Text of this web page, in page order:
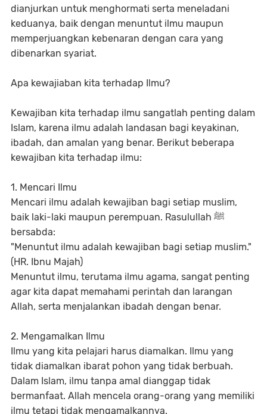
dianjurkan untuk menghormati serta meneladani
keduanya, baik dengan menuntut ilmu maupun
memperjuangkan kebenaran dengan cara yang
dibenarkan syariat.
Apa kewajiaban kita terhadap Ilmu?
Kewajiban kita terhadap ilmu sangatlah penting dalam
Islam, karena ilmu adalah landasan bagi keyakinan,
ibadah, dan amalan yang benar. Berikut beberapa
kewajiban kita terhadap ilmu:
1. Mencari Ilmu
Mencari ilmu adalah kewajiban bagi setiap muslim,
baik laki-laki maupun perempuan. Rasulullah ﷺ
bersabda:
"Menuntut ilmu adalah kewajiban bagi setiap muslim."
(HR. Ibnu Majah)
Menuntut ilmu, terutama ilmu agama, sangat penting
agar kita dapat memahami perintah dan larangan
Allah, serta menjalankan ibadah dengan benar.
2. Mengamalkan Ilmu
Ilmu yang kita pelajari harus diamalkan. Ilmu yang
tidak diamalkan ibarat pohon yang tidak berbuah.
Dalam Islam, ilmu tanpa amal dianggap tidak
bermanfaat. Allah mencela orang-orang yang memiliki
ilmu tetapi tidak mengamalkannya.